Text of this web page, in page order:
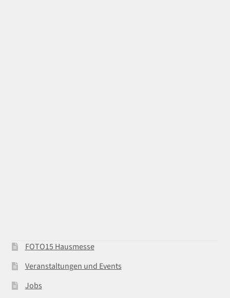
FOTO15 Hausmesse
Veranstaltungen und Events
Jobs